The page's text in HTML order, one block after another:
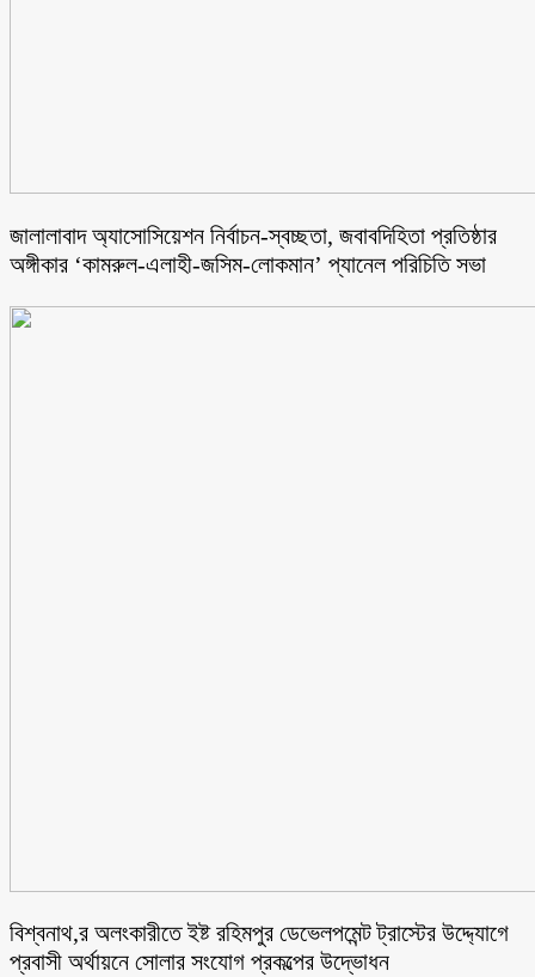
জালালাবাদ অ্যাসোসিয়েশন নির্বাচন-স্বচ্ছতা, জবাবদিহিতা প্রতিষ্ঠার
অঙ্গীকার ‘কামরুল-এলাহী-জসিম-লোকমান’ প্যানেল পরিচিতি সভা
বিশ্বনাথ,র অলংকারীতে ইষ্ট রহিমপুর ডেভেলপমেন্ট ট্রাস্টের উদ্দ্যোগে
প্রবাসী অর্থায়নে সোলার সংযোগ প্রকল্পের উদ্ভোধন